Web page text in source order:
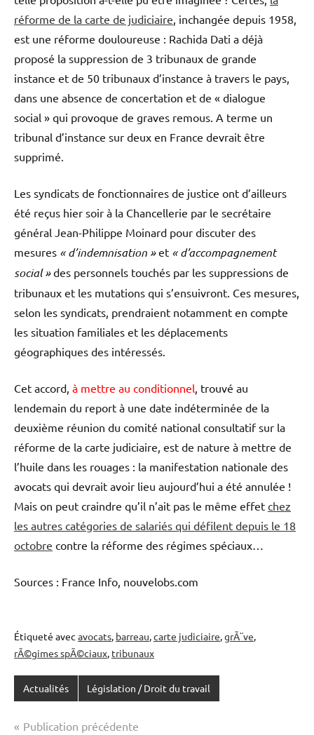
réforme de la carte de judiciaire , inchangée depuis 1958,
est une réforme douloureuse : Rachida Dati a déjà
proposé la suppression de 3 tribunaux de grande
instance et de 50 tribunaux d’instance à travers le pays,
dans une absence de concertation et de « dialogue
social » qui provoque de graves remous. A terme un
tribunal d’instance sur deux en France devrait être
supprimé.
Les syndicats de fonctionnaires de justice ont d’ailleurs
été reçus hier soir à la Chancellerie par le secrétaire
général Jean-Philippe Moinard pour discuter des
mesures « d’indemnisation »et « d’accompagnement
social »des personnels touchés par les suppressions de
tribunaux et les mutations qui s’ensuivront. Ces mesures,
selon les syndicats, prendraient notamment en compte
les situation familiales et les déplacements
géographiques des intéressés.
Cet accord, à mettre au conditionnel , trouvé au
lendemain du report à une date indéterminée de la
deuxième réunion du comité national consultatif sur la
réforme de la carte judiciaire, est de nature à mettre de
l’huile dans les rouages : la manifestation nationale des
avocats qui devrait avoir lieu aujourd’hui a été annulée !
Mais on peut craindre qu’il n’ait pas le même effet chez
les autres catégories de salariés qui défilent depuis le 18
octobre contre la réforme des régimes spéciaux…
Sources : France Info, nouvelobs.com
Étiqueté avec avocats, barreau,carte judiciaire,grÃ¨ve,
rÃ©gimes spÃ©ciaux, tribunaux
Actualités Législation / Droit du travail
Navigation
Publication précédente